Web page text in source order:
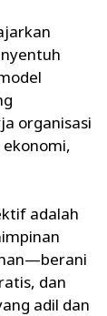
organisasi
adalah
dan
adil dan